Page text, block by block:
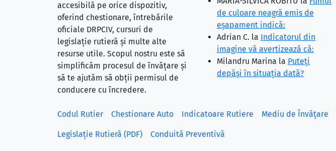
accesibilă pe orice dispozitiv,
oferind chestionare, întrebările
oficiale DRPCIV, cursuri de
legislație rutieră și multe alte
resurse utile. Scopul nostru este să
simplificăm procesul de învățare și
să te ajutăm să obții permisul de
conducere cu încredere.
de culoare neagră emis de
eşapament indică:
Adrian C. la Indicatorul din
imagine vă avertizează că:
Milandru Marina la Puteţi
depăşi în situaţia dată?
Codul Rutier Chestionare Auto Indicatoare Rutiere Mediu de Învățare
Legislație Rutieră (PDF) Conduită Preventivă